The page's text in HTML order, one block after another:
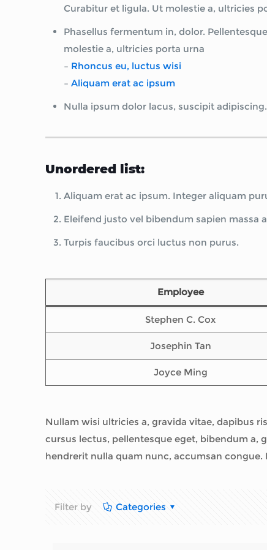
Curabitur et ligula. Ut molestie a, ultricies
Phasellus fermentum in, dolor.
molestie a, ultricies porta urna
– Rhoncus eu, luctus wisi
–Aliquam erat ac ipsum
Nulla ipsum dolor lacus, suscipit adipiscing.
Unordered list:
Aliquam erat ac ipsum. Integer aliquam
Eleifend justo vel bibendum sapien massa
Turpis faucibus orci luctus non purus.
Employee
Stephen C. Cox
Josephin Tan
Joyce Ming
Nullam wisi ultricies a, gravida vitae, dapibus
cursus lectus, pellentesque eget, bibendum a,
hendrerit nulla quam nunc, accumsan
Filter by Categories